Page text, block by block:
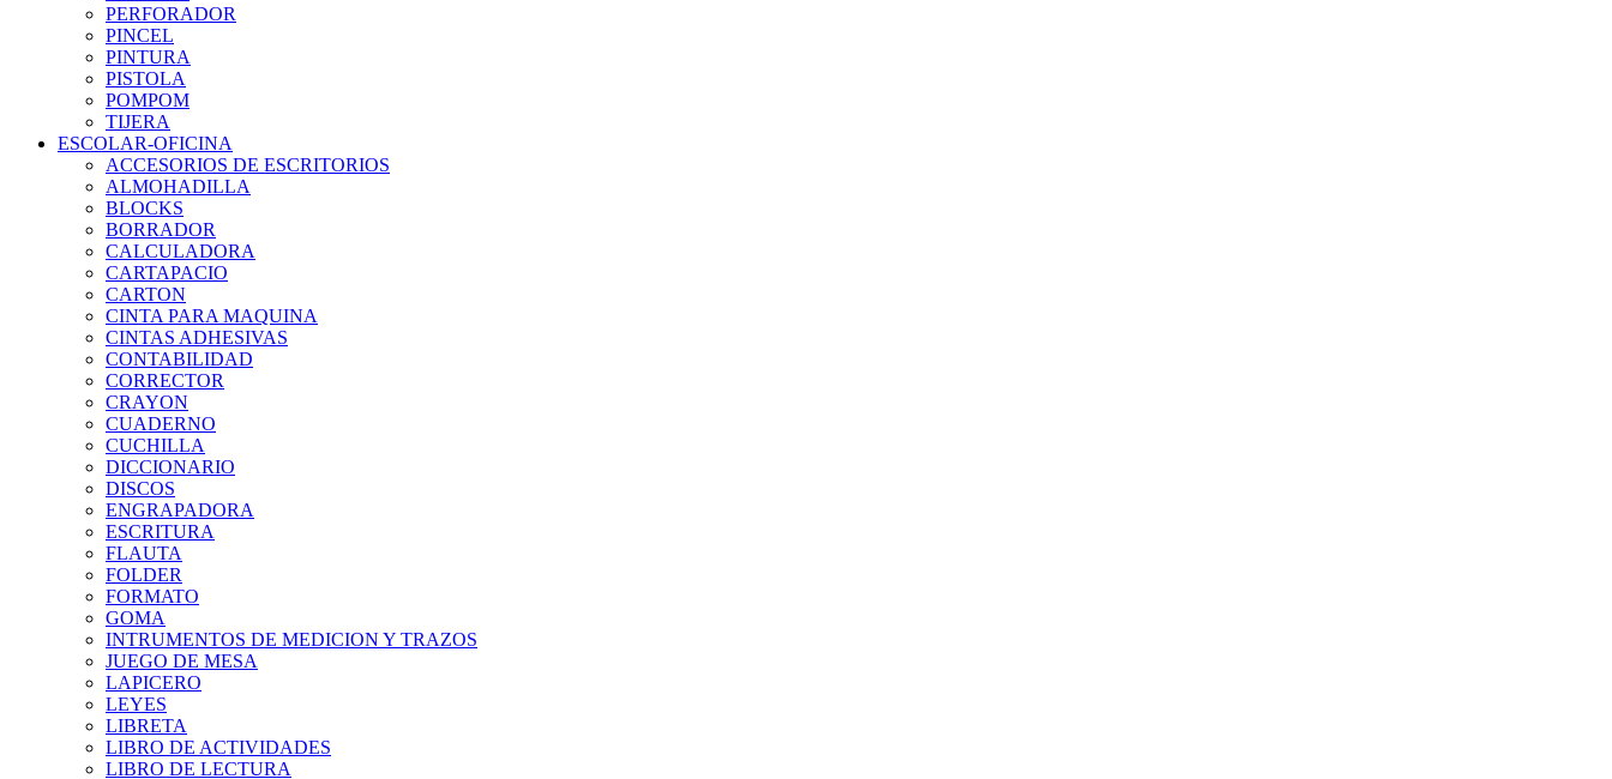
PERFORADOR
PINCEL
PINTURA
PISTOLA
POMPOM
TIJERA
ESCOLAR-OFICINA
ACCESORIOS DE ESCRITORIOS
ALMOHADILLA
BLOCKS
BORRADOR
CALCULADORA
CARTAPACIO
CARTON
CINTA PARA MAQUINA
CINTAS ADHESIVAS
CONTABILIDAD
CORRECTOR
CRAYON
CUADERNO
CUCHILLA
DICCIONARIO
DISCOS
ENGRAPADORA
ESCRITURA
FLAUTA
FOLDER
FORMATO
GOMA
INTRUMENTOS DE MEDICION Y TRAZOS
JUEGO DE MESA
LAPICERO
LEYES
LIBRETA
LIBRO DE ACTIVIDADES
LIBRO DE LECTURA